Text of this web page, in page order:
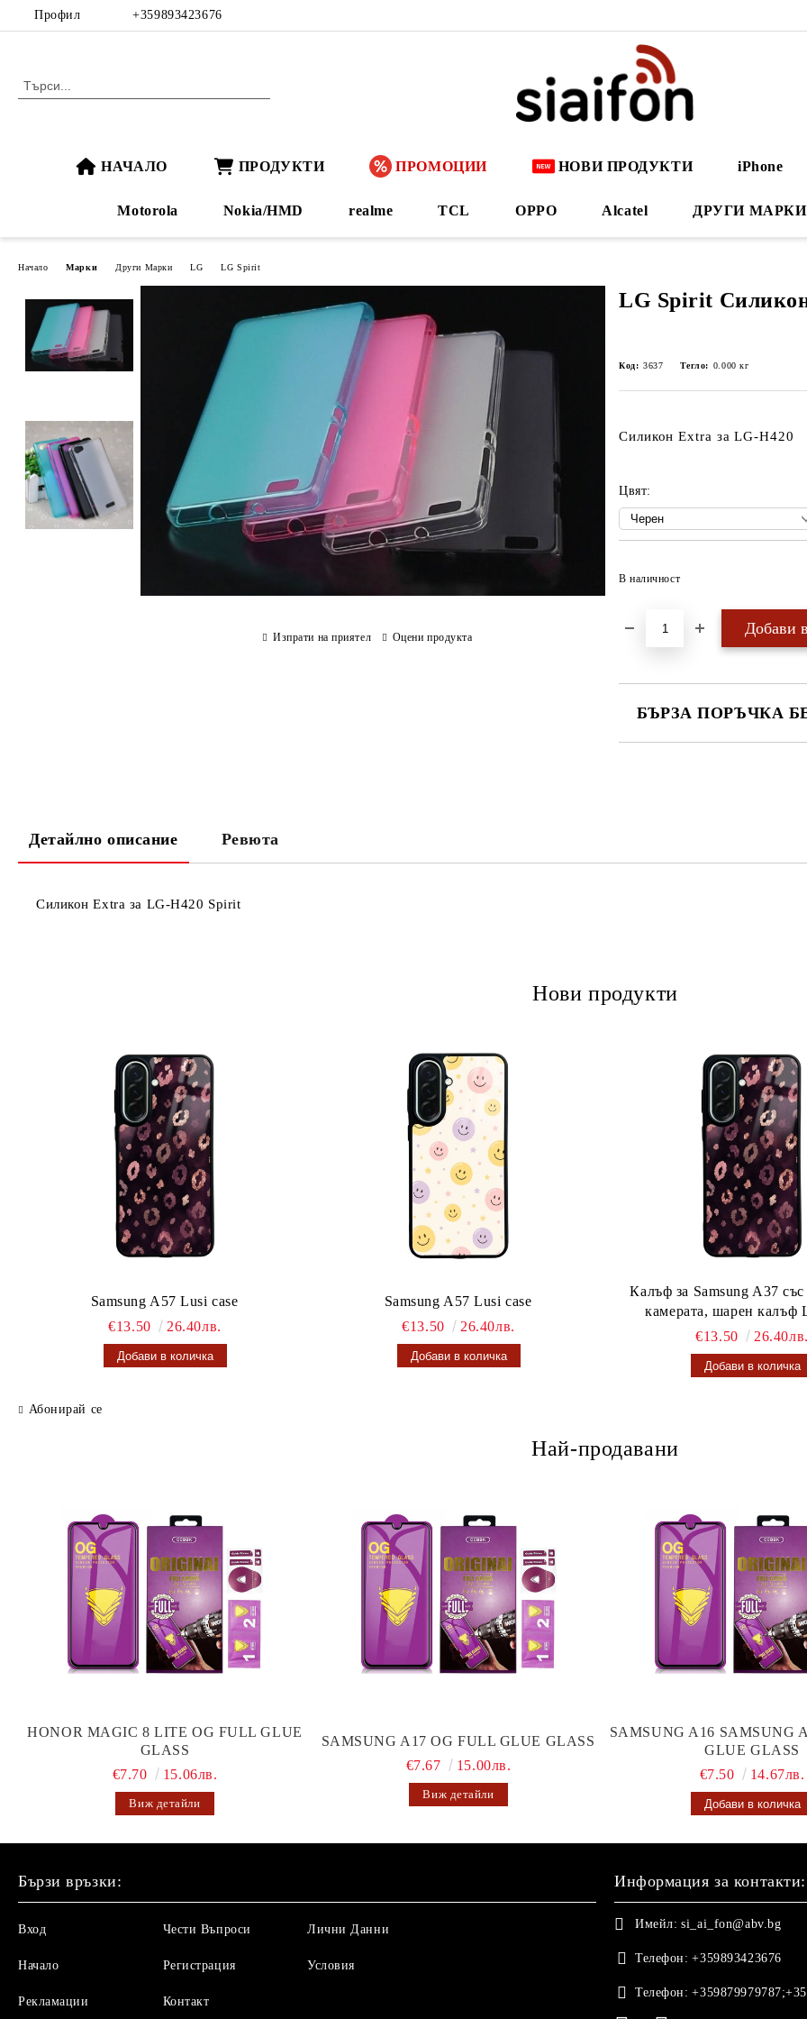
Профил +359893423676
НАЧАЛО ПРОДУКТИ ПРОМОЦИИ НОВИ ПРОДУКТИ iPhone
Motorola Nokia/HMD realme TCL OPPO Alcatel ДРУГИ МАРКИ
Начало Марки Други Марки LG LG Spirit
LG Spirit
Код: 3637 Тегло: 0.000 кг
Силикон Extra за LG-H420
Цвят:
В наличност
БЪРЗА ПОРЪЧКА
Изпрати на приятел Оцени продукта
Детайлно описание Ревюта
Силикон Extra за LG-H420 Spirit
Нови продукти
Samsung A57 Lusi case
€13.50
26.40лв.
Samsung A57 Lusi case
€13.50
26.40лв.
Калъф за Samsung A37
камерата, шарен калъф
€13.50
26.40лв.
Абонирай се
Най-продавани
HONOR MAGIC 8 LITE OG FULL GLUE
GLASS
€7.70
15.06лв.
Виж детайли
SAMSUNG A17 OG FULL GLUE GLASS
€7.67
15.00лв.
Виж детайли
SAMSUNG A16 SAMSUNG
GLUE GLASS
€7.50
14.67лв.
Бързи връзки:
Вход
Начало
Рекламации
Чести Въпроси
Регистрация
Контакт
Лични Данни
Условия
Информация за контакти:
Имейл: si_ai_fon@abv.bg
Телефон: +359893423676
Телефон: